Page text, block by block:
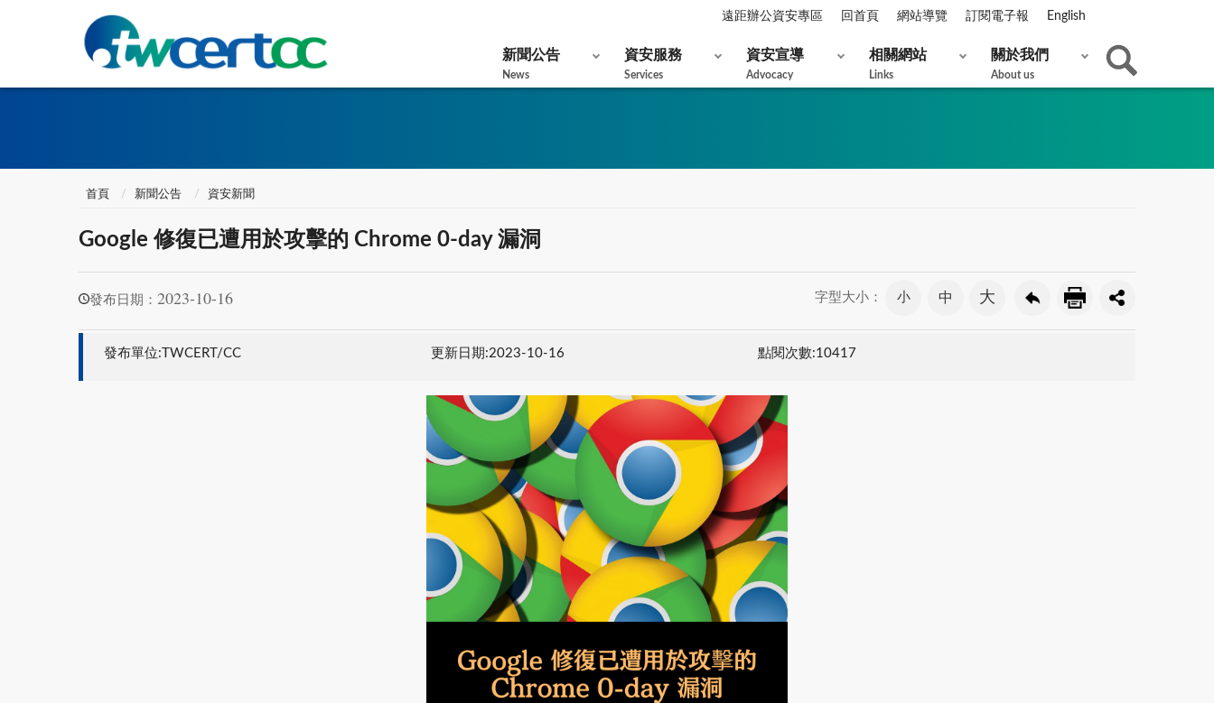
遠距辦公資安專區 回首頁 網站導覽 訂閱電子報 English
新聞公告
News
資安服務
Services
資安宣導
Advocacy
相關網站
Links
關於我們
About us
首頁 新聞公告 資安新聞
Google 修復已遭用於攻擊的 Chrome 0-day 漏洞
發布日期： 2023-10-16 字型大小： 小 中 大
發布單位:TWCERT/CC 更新日期:2023-10-16 點閱次數:10417